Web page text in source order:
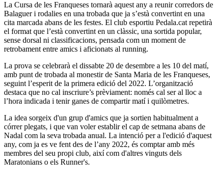
La Cursa de les Franqueses tornarà aquest any a reunir corredors de
Balaguer i rodalies en una trobada que ja s’està convertint en una
cita marcada abans de les festes. El club esportiu Pedala.cat repetirà
el format que l’està convertint en un clàssic, una sortida popular,
sense dorsal ni classificacions, pensada com un moment de
retrobament entre amics i aficionats al running.
La prova se celebrarà el dissabte 20 de desembre a les 10 del matí,
amb punt de trobada al monestir de Santa Maria de les Franqueses,
seguint l’esperit de la primera edició del 2022. L’organització
destaca que no cal inscriure’s prèviament: només cal ser al lloc a
l’hora indicada i tenir ganes de compartir matí i quilòmetres.
La idea sorgeix d'un grup d'amics que ja sortien habitualment a
córrer plegats, i que van voler establir el cap de setmana abans de
Nadal com la seva trobada anual. La intenció per a l'edició d'aquest
any, com ja es ve fent des de l’any 2022, és comptar amb més
membres del seu propi club, així com d'altres vinguts dels
Maratonians o els Runner's.